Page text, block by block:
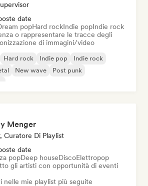
date
popHard rockIndie popIndie rock
o rappresentare le tracce degli
di immagini/video
Hard rock Indie pop
Indie rock
New wave
Post punk
Menger
Curatore Di Playlist
date
popDeep houseDiscoElettropop
gli artisti con opportunità di eventi
nelle mie playlist più seguite